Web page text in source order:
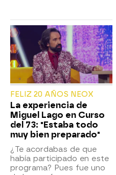
FELIZ 20 AÑOS NEOX
La experiencia de
Miguel Lago en Curso
del 73: "Estaba todo
muy bien preparado"
¿Te acordabas de que
había participado en este
programa? Pues fue uno